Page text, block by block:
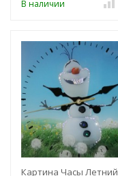
В наличии
Картина Часы Летний